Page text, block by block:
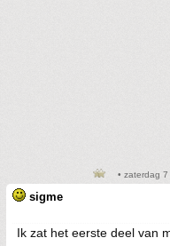
• zaterdag
sigme
Ik zat het eerste deel van